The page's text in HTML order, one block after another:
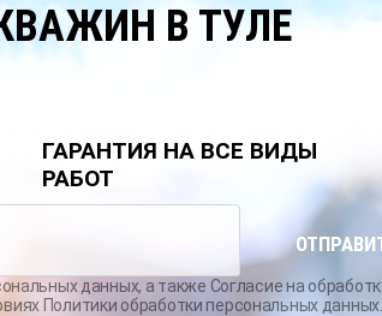
НАЙТИ
С
СКВАЖИН НА
ВОДУ
В ТУЛЕ
ГАРАНТИЯ НА ВСЕ ВИДЫ
РАБОТ
данных, а также Согласие на
Политики обработки персональных данных